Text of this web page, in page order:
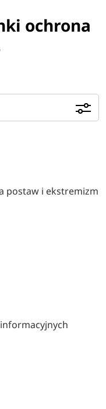
ochrona
postaw i ekstremizm